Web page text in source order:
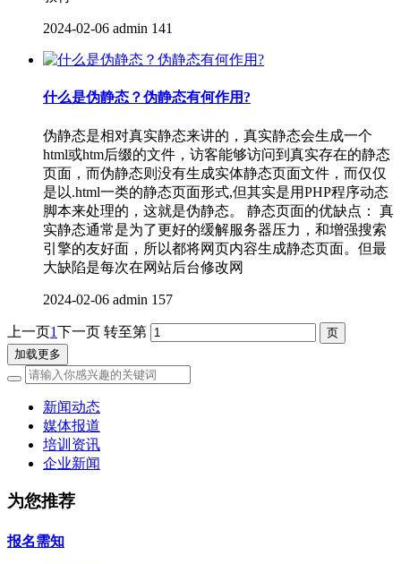
2024-02-06 admin 141
什么是伪静态？伪静态有何作用?
伪静态是相对真实静态来讲的，真实静态会生成一个
html或htm后缀的文件，访客能够访问到真实存在的静态
页面，而伪静态则没有生成实体静态页面文件，而仅仅
是以.html一类的静态页面形式,但其实是用PHP程序动态
脚本来处理的，这就是伪静态。 静态页面的优缺点： 真
实静态通常是为了更好的缓解服务器压力，和增强搜索
引擎的友好面，所以都将网页内容生成静态页面。但最
大缺陷是每次在网站后台修改网
2024-02-06 admin 157
上一页1下一页 转至第
加载更多
新闻动态
媒体报道
培训资讯
企业新闻
为您推荐
报名需知